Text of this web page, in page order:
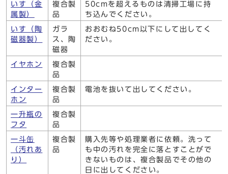
いす（金
属製）
複合製
品
50cmを超えるものは清掃工場に持
ち込んでください。
いす（陶
磁器製）
ガラ
ス、陶
磁器
おおむね50cm以下にして出してく
ださい。
イヤホン
複合製
品
インター
ホン
複合製
品
電池を抜いて出してください。
一升瓶の
フタ
複合製
品
一斗缶
（汚れあ
り）
複合製
品
購入先等や処理業者に依頼。洗って
も中の汚れを完全に落とすことがで
きないものは、複合製品でその他の
日に出してください。